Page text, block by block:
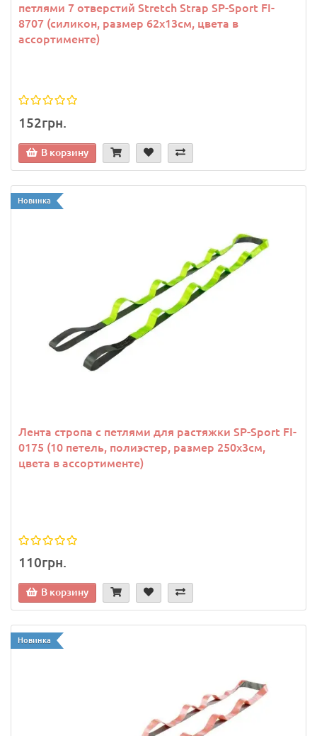
петлями 7 отверстий Stretch Strap SP-Sport FI-
8707 (силикон, размер 62х13см, цвета в
ассортименте)
152грн.
В корзину
Новинка
Лента стропа с петлями для растяжки SP-Sport FI-
0175 (10 петель, полиэстер, размер 250х3см,
цвета в ассортименте)
110грн.
В корзину
Новинка